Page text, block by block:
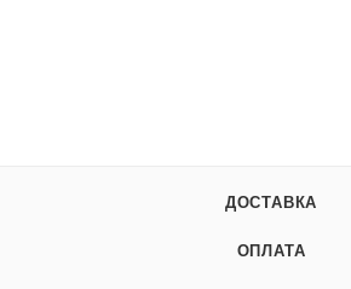
ДОСТАВКА
ОПЛАТА